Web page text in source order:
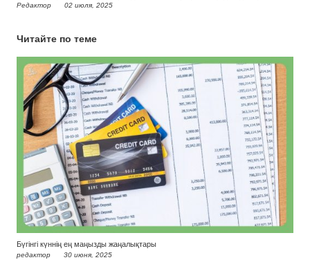
Редактор 02 июля, 2025
Читайте по теме
Бүгінгі күннің ең маңызды жаңалықтары
редактор 30 июня, 2025